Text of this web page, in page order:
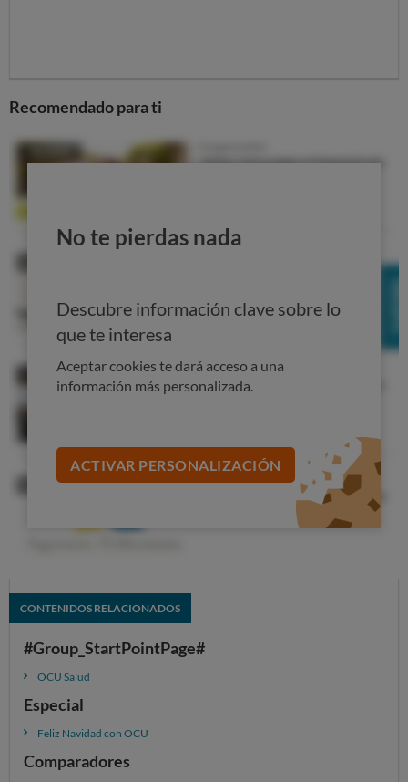
laboratorio y el veredicto de un panel de expertos
catadores nos permite identificar los mejores vinos, y
decirte dónde comprarlos al mejor precio.
COMPARADOR DE VINOS
El turrón, en sus muchas variedades, es el postre
navideño por excelencia. El clásico turrón de almendra,
que OCU analiza y compara, no falta estos días en
nuestras casas. Elige con acierto.
Roscón de Reyes
Recomendado para ti
No te pierdas nada
Descubre información clave sobre lo
que te interesa
Aceptar cookies te dará acceso a una
información más personalizada.
ACTIVAR PERSONALIZACIÓN
CONTENIDOS RELACIONADOS
#Group_StartPointPage#
OCU Salud
Especial
Feliz Navidad con OCU
Comparadores